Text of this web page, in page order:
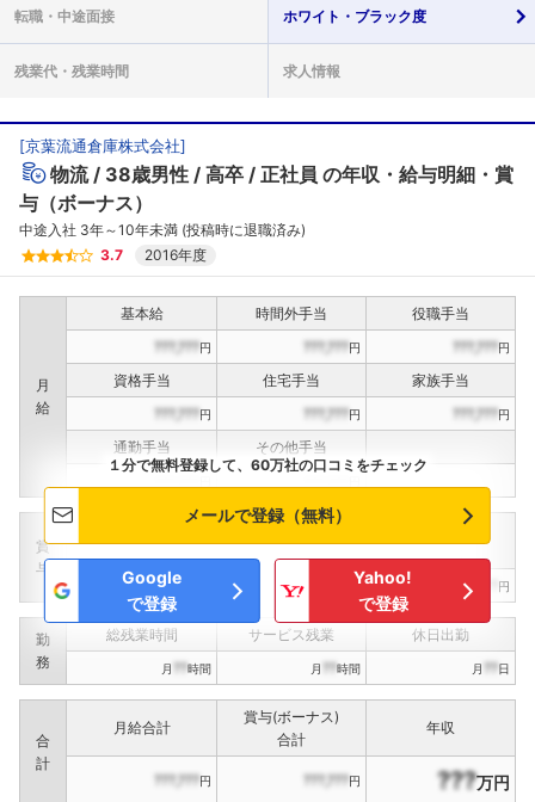
転職・ 中途面接 ホワイト・ ブラック度
残業代・ 残業時間 求人情報
[京葉流通倉庫株式会社]
物流 38歳男性 高卒 正社員 の年収・給与明細・賞
与（ボーナス）
中途入社 3年～10年未満 (投稿時に退職済み)
3.7
2016年度
月
給
基本給 時間外手当
役職手当
???,???円 ???,???円 ???,???円
資格手当 住宅手当
家族手当
???,???円 ???,???円 ???,???円
通勤手当
その他手当
賞
与
インセンティブ賞与
決算賞与
???,??? ???,??? 円 ???,??? 円
勤
務
総残業時間 サービス残業 休日出勤
月 ??時間 月 ??時間 月 ??日
合
計
月給合計
賞与(ボーナス)
合計
年収
???,???円 ???,???円 ???万円
１分で無料登録して、60万社の口コミをチェック
メールで登録（無料）
Google
で登録
Yahoo!
で登録